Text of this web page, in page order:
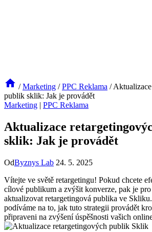
/ Marketing / PPC Reklama /
publik sklik: Jak je provádět
Marketing | PPC Reklama
Aktualizace
sklik: Jak je provádět
OdByznys Lab 24. 5. 2025
Vítejte ve světě retargetingu! Pokud chcete
cílové publikum a zvýšit konverze, pak je pro
aktualizovat retargetingová publika ve
podíváme na to, jak tuto strategii provádět
připraveni na zvýšení úspěšnosti vašich